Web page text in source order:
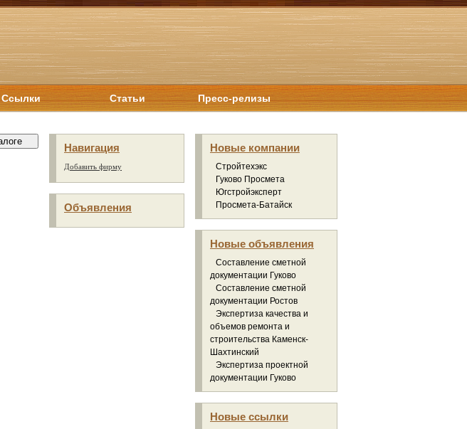
Ссылки Статьи Пресс-релизы
Навигация
Добавить фирму
Объявления
Новые компании
Стройтехэкс
Гуково Просмета
Югстройэксперт
Просмета-Батайск
Новые объявления
Составление сметной
документации Гуково
Составление сметной
документации Ростов
Экспертиза качества и
объемов ремонта и
строительства Каменск-
Шахтинский
Экспертиза проектной
документации Гуково
Новые ссылки